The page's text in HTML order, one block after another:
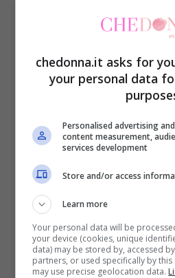
aumentare il
Secondo le indagini, la
stata indotta a partorire
con la tecnica del
nonostante il bambino
la complicità del medico
soccorso di Corigliano
garantite le cure
creatura che sarebbe
Ovviamente, medici e
sarebbero divisi il
chedonna.it asks for
your personal data
Personalised advertising
content measurement,
services development
Store and/or access
Learn more
Your personal data will be
your device (cookies, unique
data) may be stored by, accessed
partners, or used specifically by
may use precise geolocation data.